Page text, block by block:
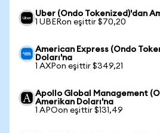
Uber (Ondo Tokenized)'dan
1 UBERon eşittir $70,20
American Express (Ondo
Doları'na
1 AXPon eşittir $349,21
Apollo Global Management
Amerikan Doları'na
1 APOon eşittir $131,49